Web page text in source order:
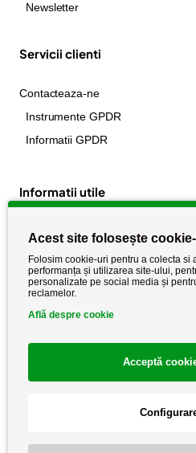
Newsletter
Servicii clienti
Contacteaza-ne
Instrumente GPDR
Informatii GPDR
Informatii utile
Despre noi
Stiri si noutati
Politica de cookie
Acest site folosește
Folosim cookie-uri pentru a colecta si
performanța și utilizarea site-ului,
personalizate pe social media și
reclamelor.
Află despre cookie
Acceptă